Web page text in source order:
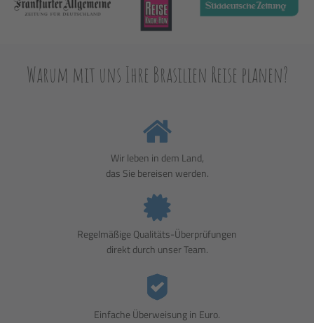
Warum mit uns Ihre Brasilien Reise planen?
Wir leben in dem Land,
das Sie bereisen werden.
Regelmäßige Qualitäts-Überprüfungen
direkt durch unser Team.
Einfache Überweisung in Euro.